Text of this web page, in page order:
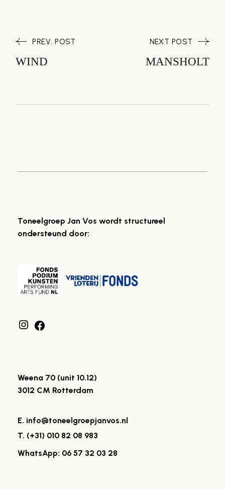
PREV. POST
WIND MANSHOLT
NEXT POST
Toneelgroep Jan Vos wordt structureel
ondersteund door:
Weena 70 (unit 10.12)
3012 CM Rotterdam
E. info@toneelgroepjanvos.nl
T. (+31) 010 82 08 983
WhatsApp: 06 57 32 03 28